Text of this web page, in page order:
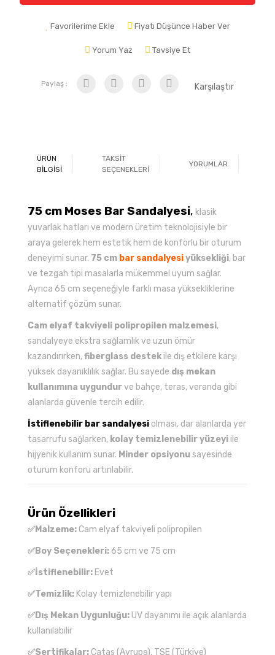
Favorilerime Ekle Fiyatı Düşünce Haber Ver
Yorum Yaz Tavsiye Et
Paylaş : Karşılaştır
ÜRÜN
BİLGİSİ
TAKSİT
SEÇENEKLERİ
YORUMLAR
75 cm Moses Bar Sandalyesi, klasik
yuvarlak hatları ve modern üretim teknolojisiyle bir
araya gelerek hem estetik hem de konforlu bir oturum
deneyimi sunar. 75 cm bar sandalyesiyüksekliği, bar
ve tezgah tipi masalarla mükemmel uyum sağlar.
Ayrıca 65 cm seçeneğiyle farklı masa yüksekliklerine
alternatif çözüm sunar.
Cam elyaf takviyeli polipropilen malzemesi,
sandalyeye ekstra sağlamlık ve uzun ömür
kazandırırken,fiberglass destek ile dış etkilere karşı
yüksek dayanıklılık sağlar. Bu sayede dış mekan
kullanımına uygundurve bahçe, teras, veranda gibi
alanlarda güvenle tercih edilir.
İstiflenebilir bar sandalyesi olması, dar alanlarda yer
tasarrufu sağlarken, kolay temizlenebilir yüzeyi ile
hijyenik kullanım sunar. Minder opsiyonusayesinde
oturum konforu artırılabilir.
Ürün Özellikleri
✅Malzeme: Cam elyaf takviyeli polipropilen
✅Boy Seçenekleri: 65 cm ve 75 cm
✅İstiflenebilir: Evet
✅Temizlik: Kolay temizlenebilir yapı
✅Dış Mekan Uygunluğu: UV dayanımı ile açık alanlarda
kullanılabilir
✅Sertifikalar: Catas (Avrupa), TSE (Türkiye)